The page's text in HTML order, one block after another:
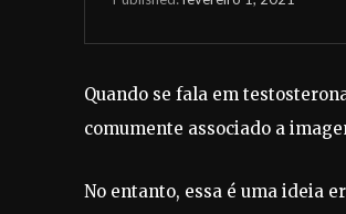
Quando se fala em
comumente associado a
No entanto, essa é uma ideia